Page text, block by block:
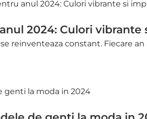
2024: Culori
reinventeaza constant. Fiecare